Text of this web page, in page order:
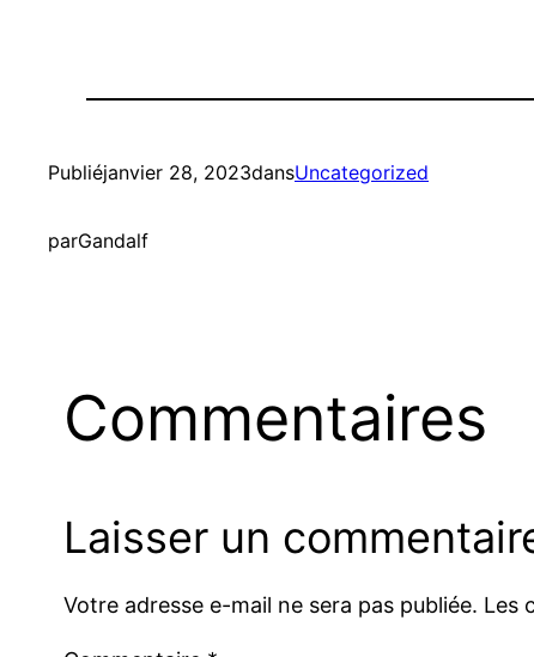
Publiéjanvier 28, 2023dansUncategorized
parGandalf
Commentaires
Laisser un
Votre adresse e-mail ne sera pas publiée. Les